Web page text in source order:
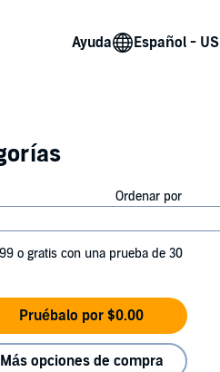
Ayuda
Ordenar por
o gratis con una prueba de 30
Pruébalo por $0.00
Más opciones de compra